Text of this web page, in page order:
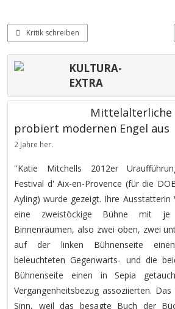
Kritik schreiben
KULTURA-
EXTRA
Mittelalterliche
probiert modernen Engel aus
2 Jahre her.
''Katie Mitchells 2012er
Festival d' Aix-en-Provence (für die
Ayling) wurde gezeigt. Ihre
eine zweistöckige Bühne mit je
Binnenräumen, also zwei oben, zwei
auf der linken Bühnenseite
beleuchteten Gegenwarts- und die
Bühnenseite einen in Sepia
Vergangenheitsbezug assoziierten.
Sinn, weil das besagte Buch der